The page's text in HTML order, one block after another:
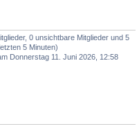
0 unsichtbare Mitglieder und 5
5 Minuten)
Donnerstag 11. Juni 2026, 12:58